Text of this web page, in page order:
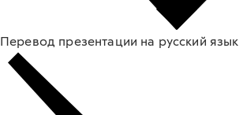
Перевод презентации на русский язык